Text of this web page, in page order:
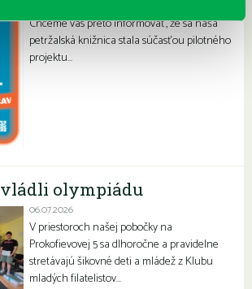
Chceme vás preto informovať, že sa naša
petržalská knižnica stala súčasťou pilotného
projektu…
olympiádu
06.07.2026
V priestoroch našej pobočky na
Prokofievovej 5 sa dlhoročne a pravidelne
stretávajú šikovné deti a mládež z Klubu
mladých filatelistov…